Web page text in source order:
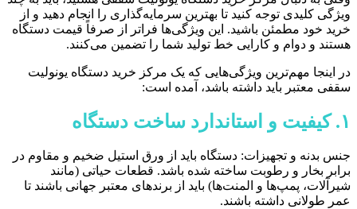
ویژگی کلیدی توجه کنید تا بهترین سرمایه‌گذاری را انجام دهید و از
خرید خود مطمئن باشید. این ویژگی‌ها فراتر از صرفاً قیمت دستگاه
هستند و دوام و کارایی خط تولید شما را تضمین می‌کنند.
در اینجا مهم‌ترین ویژگی‌هایی که یک مرکز خرید دستگاه یونولیت
سقفی معتبر باید داشته باشد، آمده است:
۱. کیفیت و استاندارد ساخت دستگاه
جنس بدنه و تجهیزات: دستگاه باید از ورق استیل ضخیم و مقاوم در
برابر بخار و رطوبت ساخته شده باشد. قطعات حیاتی (مانند
شیرآلات، پمپ‌ها و المنت‌ها) باید از برندهای معتبر جهانی باشند تا
عمر طولانی داشته باشند.